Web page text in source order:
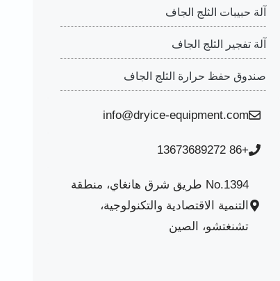
آلة حبيبات الثلج الجاف
آلة تفجير الثلج الجاف
صندوق حفظ حرارة الثلج الجاف
info@dryice-equipment.com
+86 13673689272
No.1394 طريق شرق هانغاي، منطقة
التنمية الاقتصادية والتكنولوجية،
تشنغتشو، الصين